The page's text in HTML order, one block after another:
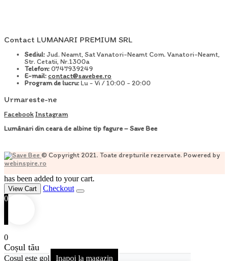
Contact LUMANARI PREMIUM SRL
Sediul:Jud. Neamt, Sat Vanatori-Neamt Com. Vanatori-Neamt,
Str. Cetatii, Nr.1300a
Telefon:0747939249
E-mail:contact@savebee.ro
Program de lucru:Lu - Vi / 10:00 - 20:00
Urmareste-ne
FacebookInstagram
Lumânări din ceară de albine tip fagure – Save Bee
© Copyright 2021. Toate drepturile rezervate. Powered by
webinspire.ro
has been added to your cart.
View Cart
Checkout
0
0
Coșul tău
Coșul este gol Inapoi la magazin